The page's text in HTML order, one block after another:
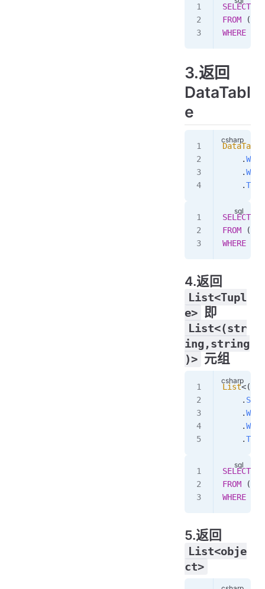
SELECT
FROM (
WHERE
3.返回
DataTabl
e
DataTable
    .
    .
    .
SELECT
FROM (
WHERE
4.返回
List<Tupl
e> 即
List<(str
ing,string
)> 元组
List<(
    .
    .
    .
    .
SELECT
FROM (
WHERE
5.返回
List<obje
ct>